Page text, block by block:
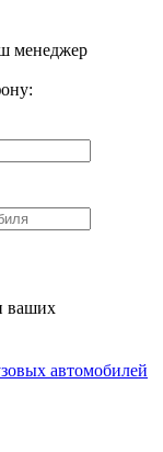
менеджер
ваших
автомобилей